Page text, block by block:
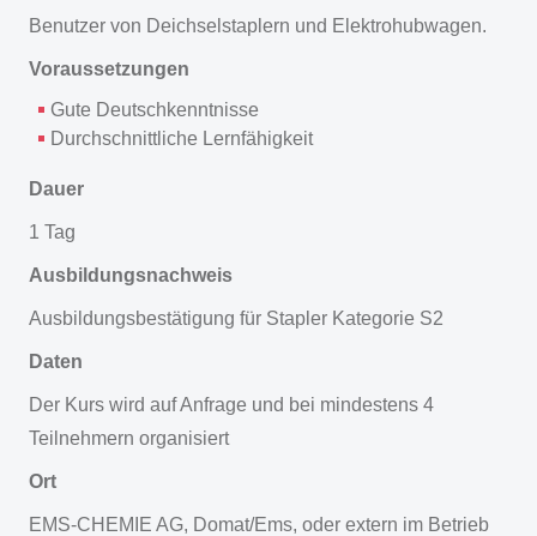
Benutzer von Deichselstaplern und Elektrohubwagen.
Voraussetzungen
Gute Deutschkenntnisse
Durchschnittliche Lernfähigkeit
Dauer
1 Tag
Ausbildungsnachweis
Ausbildungsbestätigung für Stapler Kategorie S2
Daten
Der Kurs wird auf Anfrage und bei mindestens 4
Teilnehmern organisiert
Ort
EMS-CHEMIE AG, Domat/Ems, oder extern im Betrieb